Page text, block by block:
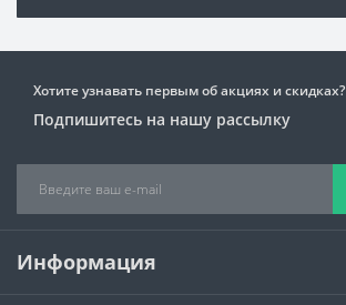
Хотите узнавать первым об акциях и скидках?
Подпишитесь на нашу рассылку
Информация